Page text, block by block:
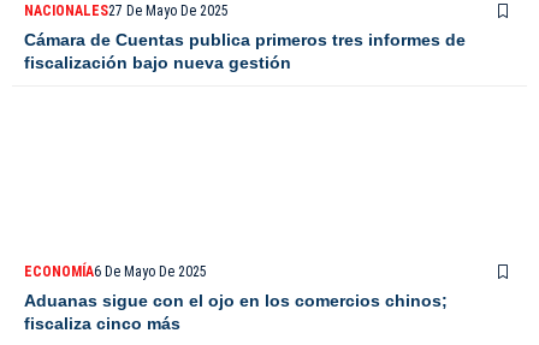
NACIONALES27 De Mayo De 2025
Cámara de Cuentas publica primeros tres informes de
fiscalización bajo nueva gestión
ECONOMÍA6 De Mayo De 2025
Aduanas sigue con el ojo en los comercios chinos;
fiscaliza cinco más